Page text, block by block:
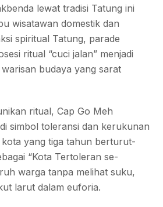
lewat tradisi Tatung ini
wisatawan domestik dan
spiritual Tatung, parade
ritual “cuci jalan” menjadi
budaya yang sarat
ritual, Cap Go Meh
simbol toleransi dan kerukunan
kota yang tiga tahun berturut-
“Kota Tertoleran se-
warga tanpa melihat suku,
larut dalam euforia.